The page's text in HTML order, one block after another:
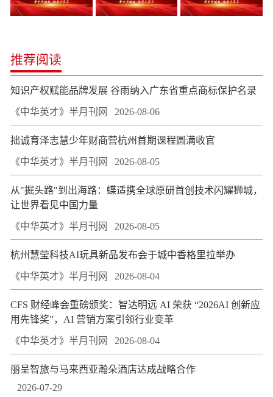
推荐阅读
知识产权赋能品牌发展 谷雨纳入广东省重点商标保护名录
《中华英才》半月刊网 2026-08-06
拙诚育泽志慧少年财商营杭州首期课程圆满收官
《中华英才》半月刊网 2026-08-05
从"掘头路"到出海路：蝶适携全球原研首创技术闪耀狮城，
让世界看见中国力量
《中华英才》半月刊网 2026-08-05
杭州慧莹科技AI玩具新品发布会于城中香格里拉举办
《中华英才》半月刊网 2026-08-04
CFS 财经峰会重磅颁奖：智达明远 AI 荣获 “2026AI 创新应
用先锋奖”，AI 营销方案引领行业变革
《中华英才》半月刊网 2026-08-04
丽呈智旅与马来西亚瀚朵酒店达成战略合作
2026-07-29